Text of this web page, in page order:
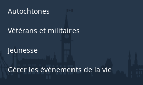
Autochtones
Vétérans et militaires
Jeunesse
Gérer les événements de la vie